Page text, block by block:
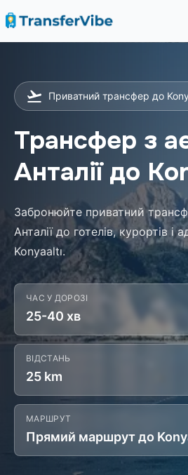
Приватний трансфер до
Трансфер з
Анталії до
Забронюйте приватний
Анталії до готелів, курортів і
Konyaaltı.
ЧАС У ДОРОЗІ
25-40 хв
ВІДСТАНЬ
25 km
МАРШРУТ
Прямий маршрут до